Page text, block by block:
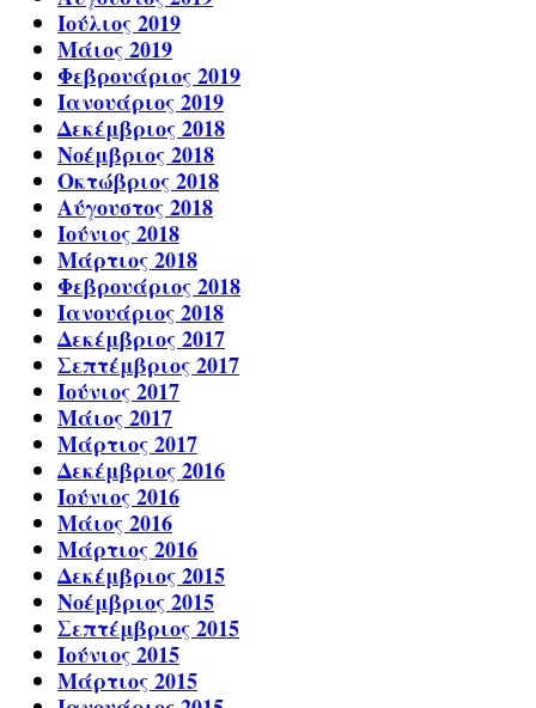
Ιούλιος 2019
Μάιος 2019
Φεβρουάριος 2019
Ιανουάριος 2019
Δεκέμβριος 2018
Νοέμβριος 2018
Οκτώβριος 2018
Αύγουστος 2018
Ιούνιος 2018
Μάρτιος 2018
Φεβρουάριος 2018
Ιανουάριος 2018
Δεκέμβριος 2017
Σεπτέμβριος 2017
Ιούνιος 2017
Μάιος 2017
Μάρτιος 2017
Δεκέμβριος 2016
Ιούνιος 2016
Μάιος 2016
Μάρτιος 2016
Δεκέμβριος 2015
Νοέμβριος 2015
Σεπτέμβριος 2015
Ιούνιος 2015
Μάρτιος 2015